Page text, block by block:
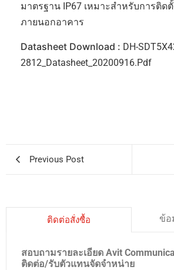
มาตรฐาน IP67 เหมาะสำหรับการติด
ภายนอกอาคาร
Datasheet Download : DH-
2812_Datasheet_20200916.pdf
Previous Post
ติดต่อสั่งซื้อ ข้อ
สอบถามรายละเอียด Avit
ติดต่อ/รับตัวแทนจัดจำหน่าย